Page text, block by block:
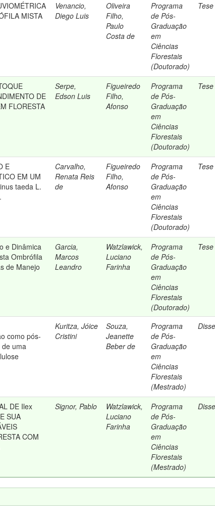
MISTA
Venancio,
Diego Luis
Oliveira
Filho,
Paulo
Costa de
Programa
de Pós-
Graduação
em
Ciências
Florestais
(Doutorado)
Tese
DE
FLORESTA
Serpe,
Edson Luis
Figueiredo
Filho,
Afonso
Programa
de Pós-
Graduação
em
Ciências
Florestais
(Doutorado)
Tese
E
EM UM
taeda L.
Carvalho,
Renata Reis
de
Figueiredo
Filho,
Afonso
Programa
de Pós-
Graduação
em
Ciências
Florestais
(Doutorado)
Tese
e Dinâmica
Ombrófila
de Manejo
Garcia,
Marcos
Leandro
Watzlawick,
Luciano
Farinha
Programa
de Pós-
Graduação
em
Ciências
Florestais
(Doutorado)
Tese
como pós-
uma
Kuritza, Jóice
Cristini
Souza,
Jeanette
Beber de
Programa
de Pós-
Graduação
em
Ciências
Florestais
(Mestrado)
DE Ilex
SUA
COM
Signor, Pablo
Watzlawick,
Luciano
Farinha
Programa
de Pós-
Graduação
em
Ciências
Florestais
(Mestrado)